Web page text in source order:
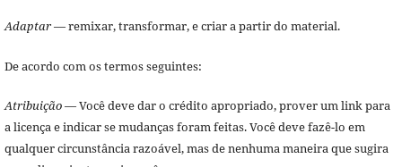
Adaptar— remixar, transformar, e criar a partir do material.
De acordo com os termos seguintes:
Atribuição— Você deve dar o crédito apropriado, prover um link para
a licença e indicar se mudanças foram feitas. Você deve fazê-lo em
qualquer circunstância razoável, mas de nenhuma maneira que sugira